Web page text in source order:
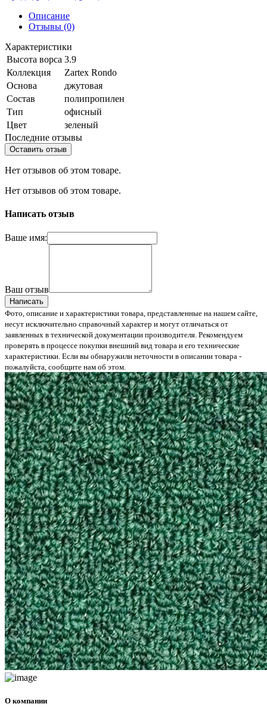
Описание
Отзывы (0)
Характеристики
Высота ворса 3.9
Коллекция
Zartex Rondo
Основа
джутовая
Состав
полипропилен
Тип
офисный
Цвет
зеленый
Последние отзывы
Оставить отзыв
Нет отзывов об этом товаре.
Нет отзывов об этом товаре.
Написать отзыв
Ваше имя:
Ваш отзыв
Написать
Фото, описание и характеристики товара, представленные на нашем сайте,
несут исключительно справочный характер и могут отличаться от
заявленных в технической документации производителя. Рекомендуем
проверять в процессе покупки внешний вид товара и его технические
характеристики. Если вы обнаружили неточности в описании товара -
пожалуйста, сообщите нам об этом.
О компании